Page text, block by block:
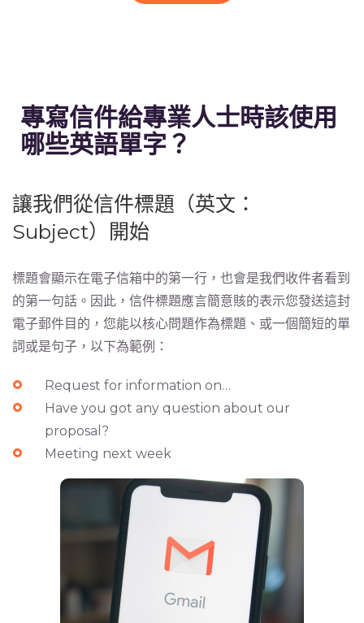
專寫信件給專業人士時該使用
哪些英語單字？
讓我們從信件標題（英文：
Subject）開始
標題會顯示在電子信箱中的第一行，也會是我們收件者看到
的第一句話。因此，信件標題應言簡意賅的表示您發送這封
電子郵件目的，您能以核心問題作為標題、或一個簡短的單
詞或是句子，以下為範例：
Request for information on…
Have you got any question about our
proposal?
Meeting next week